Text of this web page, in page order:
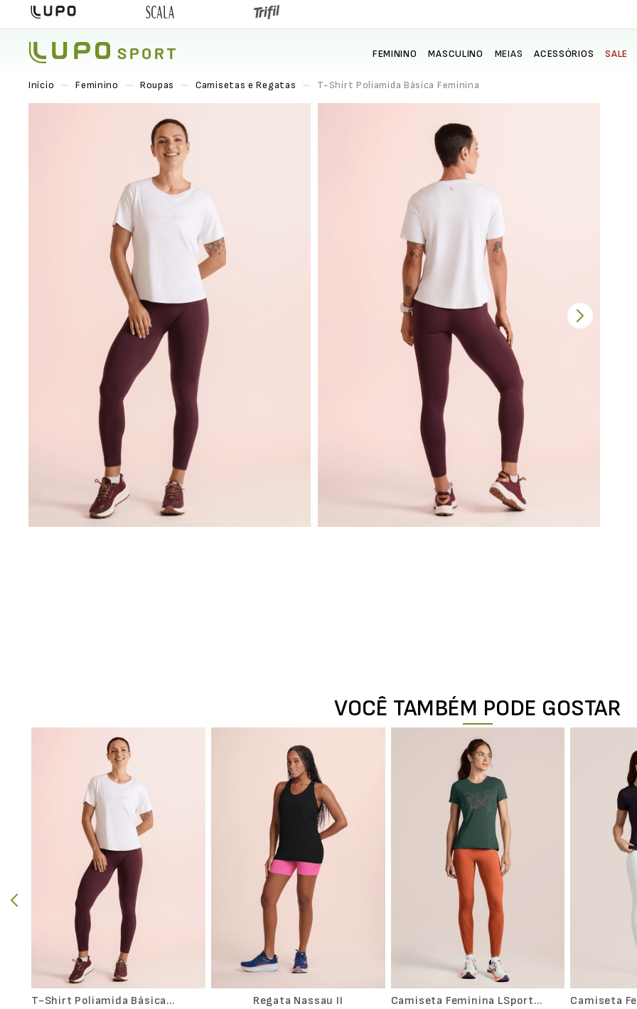
FEMININO MASCULINO MEIAS ACESSÓRIOS SALE
Feminino Roupas Camisetas e Regatas T-Shirt Poliamida Básica Feminina
VOCÊ TAMBÉM PODE GOSTAR
T-Shirt Poliamida Básica
Regata Nassau II
Camiseta Feminina LSport
Camiseta